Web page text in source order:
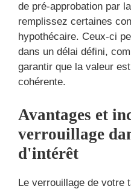
de pré-approbation par
remplissez certaines
hypothécaire. Ceux-ci
dans un délai défini,
garantir que la valeur
cohérente.
Avantages et
verrouillage
d'intérêt
Le verrouillage de votre